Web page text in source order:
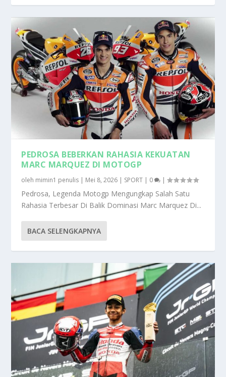
PEDROSA BEBERKAN RAHASIA KEKUATAN
MARC MARQUEZ DI MOTOGP
oleh mimin1 penulis | Mei 8, 2026 | SPORT | 0 |
Pedrosa, Legenda Motogp Mengungkap Salah Satu
Rahasia Terbesar Di Balik Dominasi Marc Marquez Di...
BACA SELENGKAPNYA